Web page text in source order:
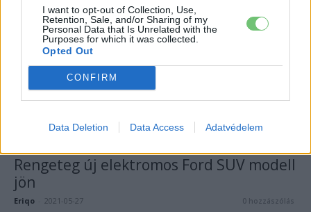
I want to opt-out of Collection, Use,
Retention, Sale, and/or Sharing of my
Personal Data that Is Unrelated with the
Purposes for which it was collected.
Opted Out
CONFIRM
Data Deletion Data Access Adatvédelem
Rengeteg új elektromos Ford SUV modell
jön
Eriqo 2021-05-27 0 hozzászólás